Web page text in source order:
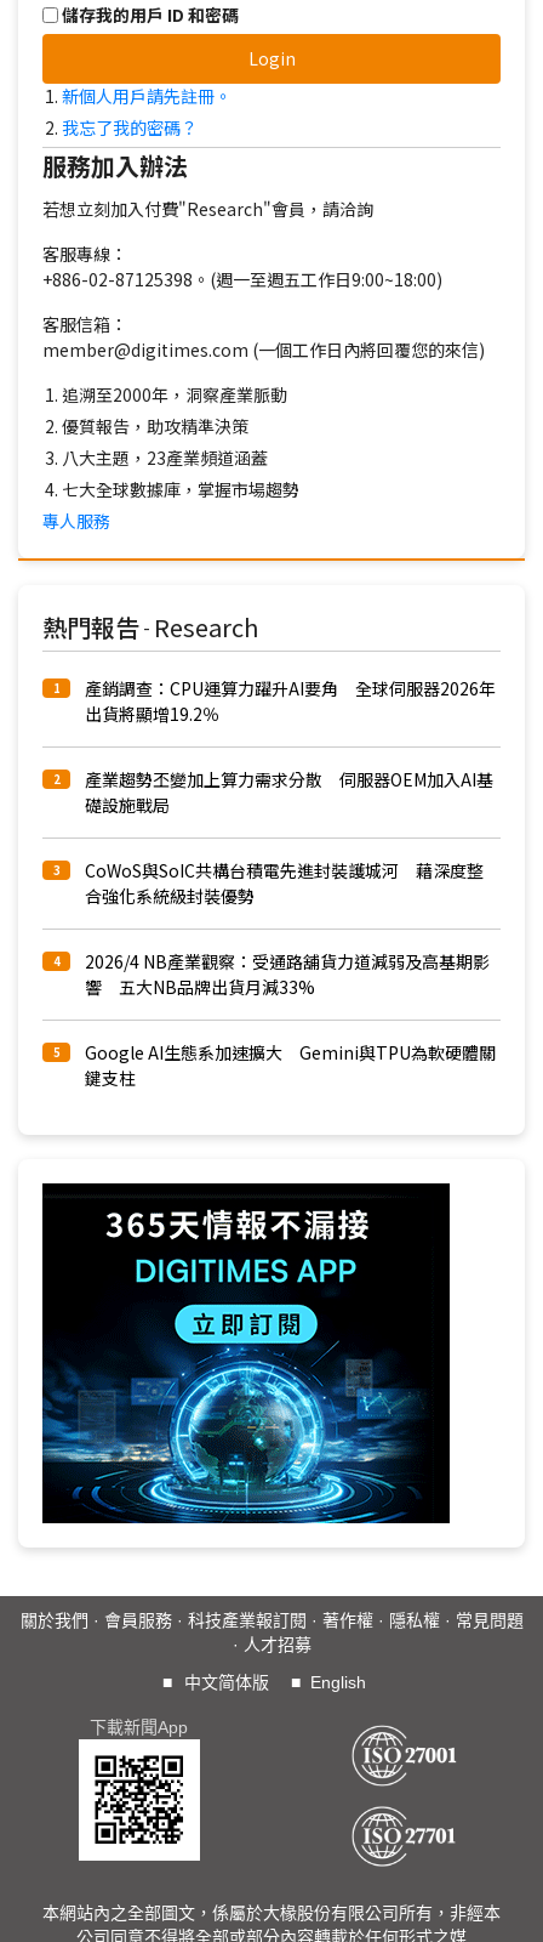
儲存我的用戶 ID 和密碼
Login
新個人用戶請先註冊。
我忘了我的密碼？
服務加入辦法
若想立刻加入付費"Research"會員，請洽詢
客服專線：
+886-02-87125398。(週一至週五工作日9:00~18:00)
客服信箱：
member@digitimes.com (一個工作日內將回覆您的來信)
追溯至2000年，洞察產業脈動
優質報告，助攻精準決策
八大主題，23產業頻道涵蓋
七大全球數據庫，掌握市場趨勢
專人服務
熱門報告 - Research
1
產銷調查：CPU運算力躍升AI要角 全球伺服器2026年
出貨將顯增19.2％
2
產業趨勢丕變加上算力需求分散 伺服器OEM加入AI基
礎設施戰局
3
CoWoS與SoIC共構台積電先進封裝護城河 藉深度整
合強化系統級封裝優勢
4
2026/4 NB產業觀察：受通路舖貨力道減弱及高基期影
響 五大NB品牌出貨月減33%
5
Google AI生態系加速擴大 Gemini與TPU為軟硬體關
鍵支柱
關於我們 · 會員服務· 科技產業報訂閱 · 著作權· 隱私權· 常見問題
· 人才招募
■
中文简体版 ■ English
下載新聞App
本網站內之全部圖文，係屬於大椽股份有限公司所有，非經本
公司同意不得將全部或部分內容轉載於任何形式之媒